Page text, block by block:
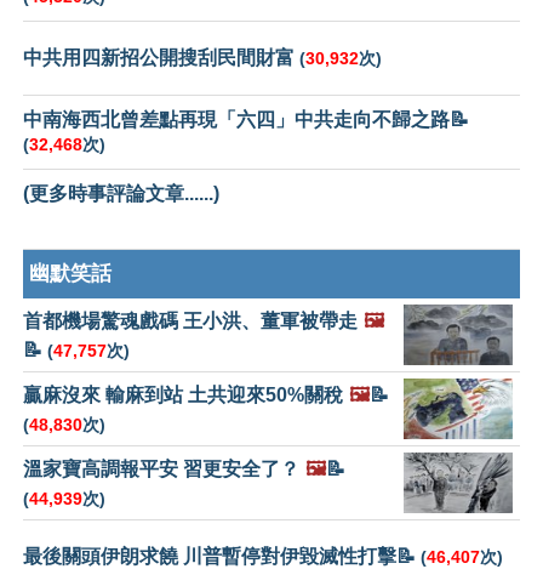
中共用四新招公開搜刮民間財富 (30,932次)
中南海西北曾差點再現「六四」中共走向不歸之路📝
(32,468次)
(更多時事評論文章......)
幽默笑話
首都機場驚魂戲碼 王小洪、董軍被帶走 🖼️
📝 (47,757次)
贏麻沒來 輸麻到站 土共迎來50%關稅 🖼️📝
(48,830次)
溫家寶高調報平安 習更安全了？ 🖼️📝
(44,939次)
最後關頭伊朗求饒 川普暫停對伊毀滅性打擊📝 (46,407次)